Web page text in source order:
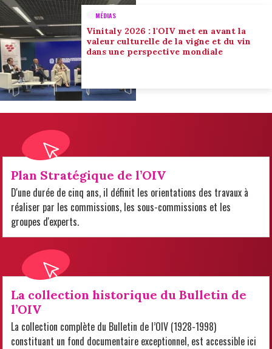
MÉDIAS
Vinitaly 2026 : l'OIV met en avant la
valeur culturelle de la vigne et du vin
dans une perspective mondiale
Plan Stratégique de l’OIV
D'une durée de cinq ans, il définit les orientations des travaux à
réaliser par les commissions, les sous-commissions et les
groupes d'experts.
La collection historique du Bulletin de
l’OIV
La collection complète du Bulletin de l’OIV (1928-1998)
constituant un fond documentaire exceptionnel, est accessible ici